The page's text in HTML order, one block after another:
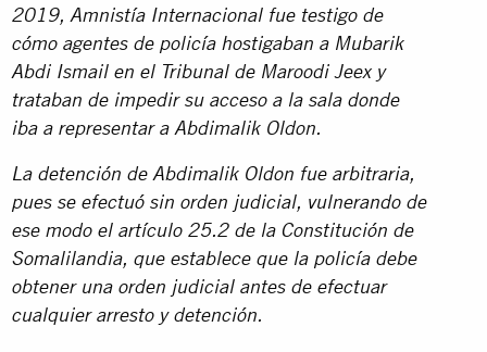
2019, Amnistía Internacional fue testigo de
cómo agentes de policía hostigaban a Mubarik
Abdi Ismail en el Tribunal de Maroodi Jeex y
trataban de impedir su acceso a la sala donde
iba a representar a Abdimalik Oldon.
La detención de Abdimalik Oldon fue arbitraria,
pues se efectuó sin orden judicial, vulnerando de
ese modo el artículo 25.2 de la Constitución de
Somalilandia, que establece que la policía debe
obtener una orden judicial antes de efectuar
cualquier arresto y detención.